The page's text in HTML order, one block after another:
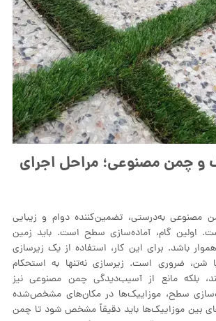
و چمن مصنوعی؛ مراحل اجرای
به‌درستی، تضمین‌کننده دوام و زیبایی
اولین گام، آماده‌سازی سطح است. باید زمین
هموار باشد. برای این کار، استفاده از یک زیرسازی
شن، ضروری است. زیرسازی نه‌تنها به استحکام
بلکه مانع از آسیب‌دیدگی چمن مصنوعی نیز
سطح، موزاییک‌ها در مکان‌های مشخص‌شده
بین موزاییک‌ها باید دقیقاً مشخص شود تا چمن